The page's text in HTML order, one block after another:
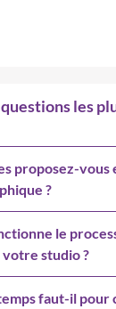
questions les
proposez-vous
?
le
votre studio ?
faut-il pour